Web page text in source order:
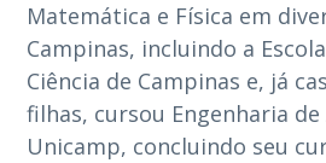
Matemática e Física em
Campinas, incluindo a
Ciência de Campinas e, já
filhas, cursou Engenharia
Unicamp, concluindo seu